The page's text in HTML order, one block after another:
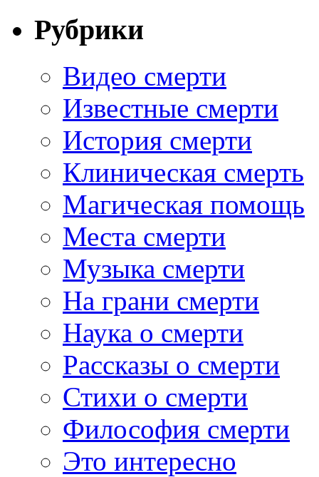
Рубрики
Видео смерти
Известные смерти
История смерти
Клиническая смерть
Магическая помощь
Места смерти
Музыка смерти
На грани смерти
Наука о смерти
Рассказы о смерти
Стихи о смерти
Философия смерти
Это интересно